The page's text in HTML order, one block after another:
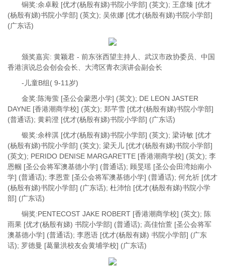
铜奖:余卓毅 [优才(杨殷有娣)书院小学部] (英文); 王彦臻 [优才
(杨殷有娣)书院小学部] (英文); 吴依娜 [优才(杨殷有娣)书院小学部]
(广东话)
颁奖嘉宾: 黄颖君 - 前东张西望主持人、武汉市政协委员、中国
香港演说总会创会会长、大湾区青衣演讲会副会长
-儿童B组( 9-11岁)
金奖:陈海萤 [圣公会蒙恩小学] (英文); DE LEON JASTER
DAYNE [香港潮商学校] (英文); 郑芊雪 [优才(杨殷有娣)书院小学部]
(普通话); 黄莉澄 [优才(杨殷有娣)书院小学部] (广东话)
银奖:余梓淇 [优才(杨殷有娣)书院小学部] (英文); 梁诗敏 [优才
(杨殷有娣)书院小学部] (英文); 梁天儿 [优才(杨殷有娣)书院小学部]
(英文); PERIDO DENISE MARGARETTE [香港潮商学校] (英文); 李
恩帼 [圣公会将军澳基德小学] (普通话); 顾旻瑶 [圣公会田湾始南小
学] (普通话); 李恩萱 [圣公会将军澳基德小学] (普通话); 何允祈 [优才
(杨殷有娣)书院小学部] (广东话); 杜沛怡 [优才(杨殷有娣)书院小学
部] (广东话)
铜奖:PENTECOST JAKE ROBERT [香港潮商学校] (英文); 陈
雨果 [优才(杨殷有娣) 书院小学部] (普通话); 高佳怡萱 [圣公会将军
澳基德小学] (普通话); 李恩语 [优才(杨殷有娣) 书院小学部] (广东
话); 罗德曼 [葛量洪校友会黄埔学校] (广东话)